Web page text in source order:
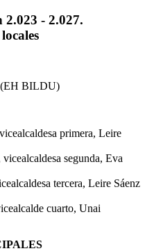
- 2.027.
(EH BILDU)
primera, Leire
segunda, Eva
tercera, Leire Sáenz
cuarto, Unai